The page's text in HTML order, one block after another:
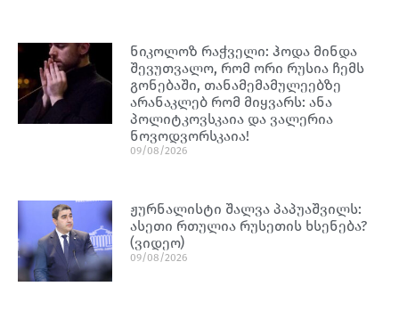
ნიკოლოზ რაჭველი: ჰოდა მინდა
შევუთვალო, რომ ორი რუსია ჩემს
გონებაში, თანამემამულეებზე
არანაკლებ რომ მიყვარს: ანა
პოლიტკოვსკაია და ვალერია
ნოვოდვორსკაია!
09/08/2026
ჟურნალისტი შალვა პაპუაშვილს:
ასეთი რთულია რუსეთის ხსენება?
(ვიდეო)
09/08/2026